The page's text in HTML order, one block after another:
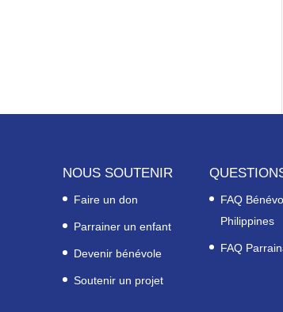
NOUS SOUTENIR
Faire un don
Parrainer un enfant
Devenir bénévole
Soutenir un projet
FAQ
Philippines
FAQ